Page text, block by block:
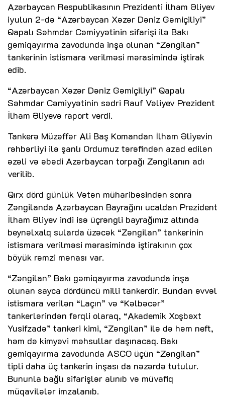
Azərbaycan Respublikasının Prezidenti İlham Əliyev
iyulun 2-də “Azərbaycan Xəzər Dəniz Gəmiçiliyi”
Qapalı Səhmdar Cəmiyyətinin sifarişi ilə Bakı
gəmiqayırma zavodunda inşa olunan “Zəngilan”
tankerinin istismara verilməsi mərasimində iştirak
edib.
“Azərbaycan Xəzər Dəniz Gəmiçiliyi” Qapalı
Səhmdar Cəmiyyətinin sədri Rauf Vəliyev Prezident
İlham Əliyevə raport verdi.
Tankerə Müzəffər Ali Baş Komandan İlham Əliyevin
rəhbərliyi ilə şanlı Ordumuz tərəfindən azad edilən
əzəli və əbədi Azərbaycan torpağı Zəngilanın adı
verilib.
Qırx dörd günlük Vətən müharibəsindən sonra
Zəngilanda Azərbaycan Bayrağını ucaldan Prezident
İlham Əliyev indi isə üçrəngli bayrağımız altında
beynəlxalq sularda üzəcək “Zəngilan” tankerinin
istismara verilməsi mərasimində iştirakının çox
böyük rəmzi mənası var.
“Zəngilan” Bakı gəmiqayırma zavodunda inşa
olunan sayca dördüncü milli tankerdir. Bundan əvvəl
istismara verilən “Laçın” və “Kəlbəcər”
tankerlərindən fərqli olaraq, “Akademik Xoşbəxt
Yusifzadə” tankeri kimi, “Zəngilan” ilə də həm neft,
həm də kimyəvi məhsullar daşınacaq. Bakı
gəmiqayırma zavodunda ASCO üçün “Zəngilan”
tipli daha üç tankerin inşası da nəzərdə tutulur.
Bununla bağlı sifarişlər alınıb və müvafiq
müqavilələr imzalanıb.